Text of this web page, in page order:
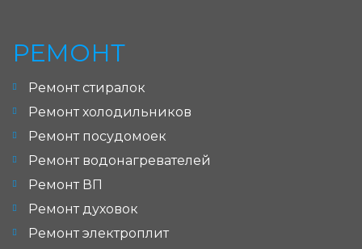
РЕМОНТ
Ремонт стиралок
Ремонт холодильников
Ремонт посудомоек
Ремонт водонагревателей
Ремонт ВП
Ремонт духовок
Ремонт электроплит